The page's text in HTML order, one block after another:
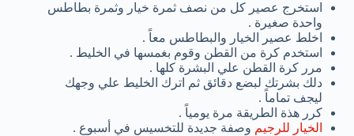
استخرج عصير كل من نصف ثمرة خيار وثمرة بطاطس
واحدة صغيرة .
اخلط عصير الخيار والبطاطس معاً .
استخدم كرة من القطن وقوم بغمسها في الخليط .
مرر كرة القطن علي البشرة كلها .
دلك بشرتك لبضع دقائق ثم اترك الخليط علي وجهك
ليجف تماماً .
كرر هذة الطريقة مرة يومياً .
الخيار للرجيم وصفة جديدة للتخسيس في أسبوع .